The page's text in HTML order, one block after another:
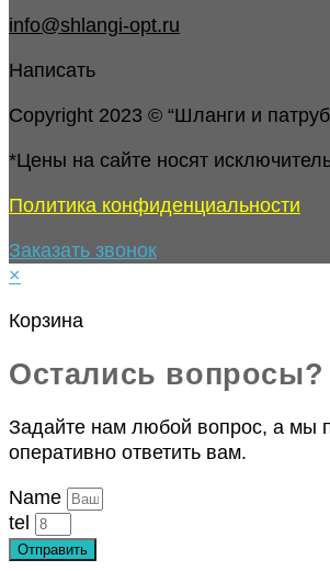
info@shlangi-opt.ru
Написать
Copyright 2023 © “Шланги и
*Цены на сайте носят
Политика конфиденциальности
Заказать звонок
×
Корзина
Остались вопросы?
Задайте нам любой вопрос, а мы
оперативно ответить вам.
Name
tel
Отправить